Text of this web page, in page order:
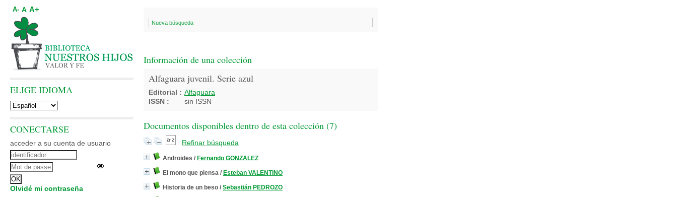
Nueva búsqueda
Información de una colección
Alfaguara juvenil. Serie azul
Editorial : Alfaguara
ISSN :
sin ISSN
Documentos disponibles dentro de esta colección (7)
Refinar búsqueda
Androides / Fernando GONZALEZ
El mono que piensa / Esteban VALENTINO
Historia de un beso / Sebastián PEDROZO
A- A A+
ELIGE IDIOMA
CONECTARSE
acceder a su cuenta de usuario
Olvidé mi contraseña